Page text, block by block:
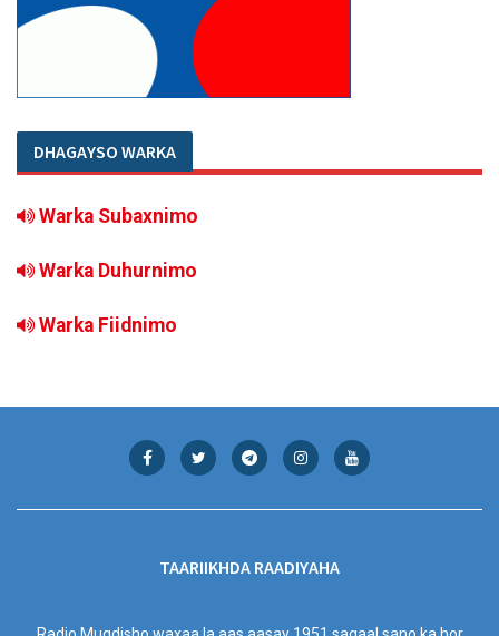
DHAGAYSO WARKA
Warka Subaxnimo
Warka Duhurnimo
Warka Fiidnimo
TAARIIKHDA RAADIYAHA